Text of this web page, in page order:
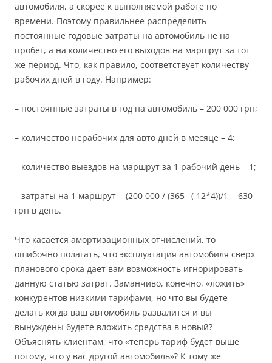
автомобиля, а скорее к выполняемой работе по
времени. Поэтому правильнее распределить
постоянные годовые затраты на автомобиль не на
пробег, а на количество его выходов на маршрут за тот
же период. Что, как правило, соответствует количеству
рабочих дней в году. Например:
– постоянные затраты в год на автомобиль – 200 000 грн;
– количество нерабочих для авто дней в месяце – 4;
– количество выездов на маршрут за 1 рабочий день – 1;
– затраты на 1 маршрут = (200 000 / (365 –( 12*4))/1 = 630
грн в день.
Что касается амортизационных отчислений, то
ошибочно полагать, что эксплуатация автомобиля сверх
планового срока даёт вам возможность игнорировать
данную статью затрат. Заманчиво, конечно, «ложить»
конкурентов низкими тарифами, но что вы будете
делать когда ваш автомобиль развалится и вы
вынуждены будете вложить средства в новый?
Объяснять клиентам, что «теперь тариф будет выше
потому, что у вас другой автомобиль»? К тому же